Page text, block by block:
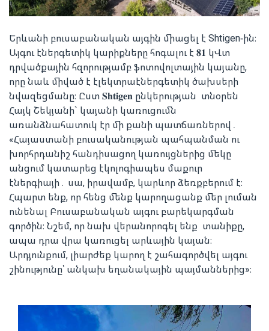
Երևանի բուսաբանական այգին միացել է Shtigen-ին։
Այգու էներգետիկ կարիքները հոգալու է 𝟖𝟏 կՎտ
դրվածքային հզորությամբ ֆոտովոլտային կայանը,
որը նաև միված է էլեկտրաէներգետիկ ծախսերի
նվազեցմանը։ Ըստ 𝐒𝐡𝐭𝐢𝐠𝐞𝐧 ընկերության տնօրեն
Հայկ Շեկյանի` կայանի կառուցումն
առանձնահատուկ էր մի քանի պատճառներով․
«Հայաստանի բուսականության պահպանման ու
խորհրդանիշ հանդիսացող կառույցներից մեկը
անցում կատարեց էկոլոգիապես մաքուր
էներգիայի․ սա, իրավամբ, կարևոր ձեռքբերում է։
Հպարտ ենք, որ հենց մենք կարողացանք մեր լուման
ունենալ Բուսաբանական այգու բարեկարգման
գործին։ Նշեմ, որ նախ վերանորոգել ենք տանիքը,
ապա դրա վրա կառուցել արևային կայան։
Արդյունքում, լիարժեք կարող է շահագործվել այգու
շինությունը՝ անկախ եղանակային պայմաններից»։